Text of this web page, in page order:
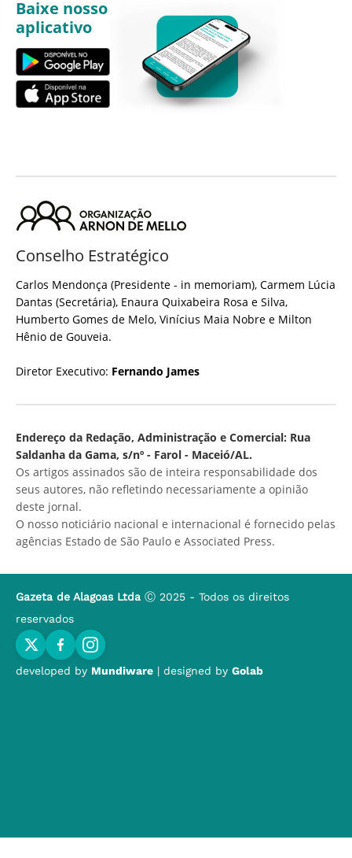
Baixe nosso
aplicativo
Conselho Estratégico
Carlos Mendonça (Presidente - in memoriam), Carmem Lúcia
Dantas (Secretária), Enaura Quixabeira Rosa e Silva,
Humberto Gomes de Melo, Vinícius Maia Nobre e Milton
Hênio de Gouveia.
Diretor Executivo: Fernando James
Endereço da Redação, Administração e Comercial: Rua
Saldanha da Gama, s/nº - Farol - Maceió/AL.
Os artigos assinados são de inteira responsabilidade dos
seus autores, não refletindo necessariamente a opinião
deste jornal.
O nosso noticiário nacional e internacional é fornecido pelas
agências Estado de São Paulo e Associated Press.
Gazeta de Alagoas Ltda Ⓒ 2025 - Todos os direitos
reservados
developed by Mundiware | designed by Golab